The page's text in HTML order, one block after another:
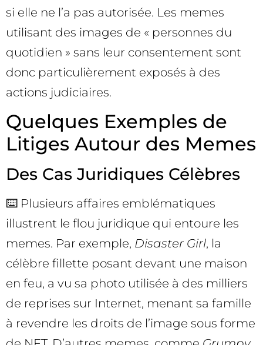
si elle ne l’a pas autorisée. Les memes
utilisant des images de « personnes du
quotidien » sans leur consentement sont
donc particulièrement exposés à des
actions judiciaires.
Quelques Exemples de
Litiges Autour des Memes
Des Cas Juridiques Célèbres
⌨️ Plusieurs affaires emblématiques
illustrent le flou juridique qui entoure les
memes. Par exemple, Disaster Girl, la
célèbre fillette posant devant une maison
en feu, a vu sa photo utilisée à des milliers
de reprises sur Internet, menant sa famille
à revendre les droits de l’image sous forme